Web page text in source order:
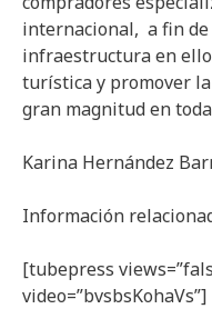
internacional, a fin
infraestructura en
turística y promover
gran magnitud en
Karina Hernández
Información
[tubepress
video=”bvsbsKohaVs”]